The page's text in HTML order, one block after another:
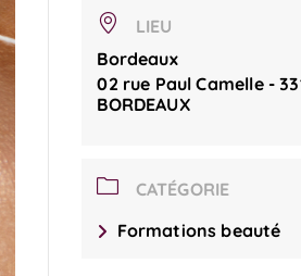
LIEU
Bordeaux
02 rue Paul Camelle -
BORDEAUX
CATÉGORIE
Formations beauté